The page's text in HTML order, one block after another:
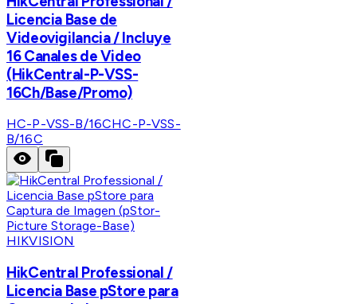
Licencia Base de
Videovigilancia / Incluye
16 Canales de Video
(HikCentral-P-VSS-
16Ch/Base/Promo)
HC-P-VSS-B/16CHC-P-VSS-
B/16C
HIKVISION
HikCentral Professional /
Licencia Base pStore para